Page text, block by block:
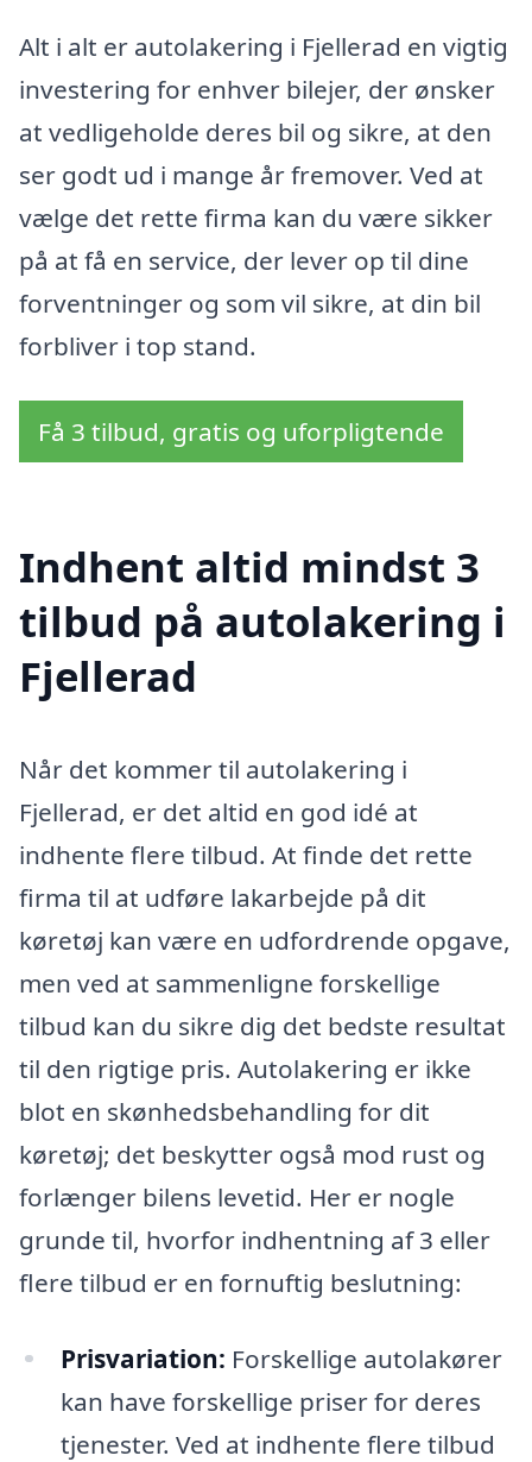
Alt i alt er autolakering i Fjellerad en vigtig
investering for enhver bilejer, der ønsker
at vedligeholde deres bil og sikre, at den
ser godt ud i mange år fremover. Ved at
vælge det rette firma kan du være sikker
på at få en service, der lever op til dine
forventninger og som vil sikre, at din bil
forbliver i top stand.
Få 3 tilbud, gratis og uforpligtende
Indhent altid mindst 3
tilbud på autolakering i
Fjellerad
Når det kommer til autolakering i
Fjellerad, er det altid en god idé at
indhente flere tilbud. At finde det rette
firma til at udføre lakarbejde på dit
køretøj kan være en udfordrende opgave,
men ved at sammenligne forskellige
tilbud kan du sikre dig det bedste resultat
til den rigtige pris. Autolakering er ikke
blot en skønhedsbehandling for dit
køretøj; det beskytter også mod rust og
forlænger bilens levetid. Her er nogle
grunde til, hvorfor indhentning af 3 eller
flere tilbud er en fornuftig beslutning:
Prisvariation: Forskellige autolakører
kan have forskellige priser for deres
tjenester. Ved at indhente flere tilbud